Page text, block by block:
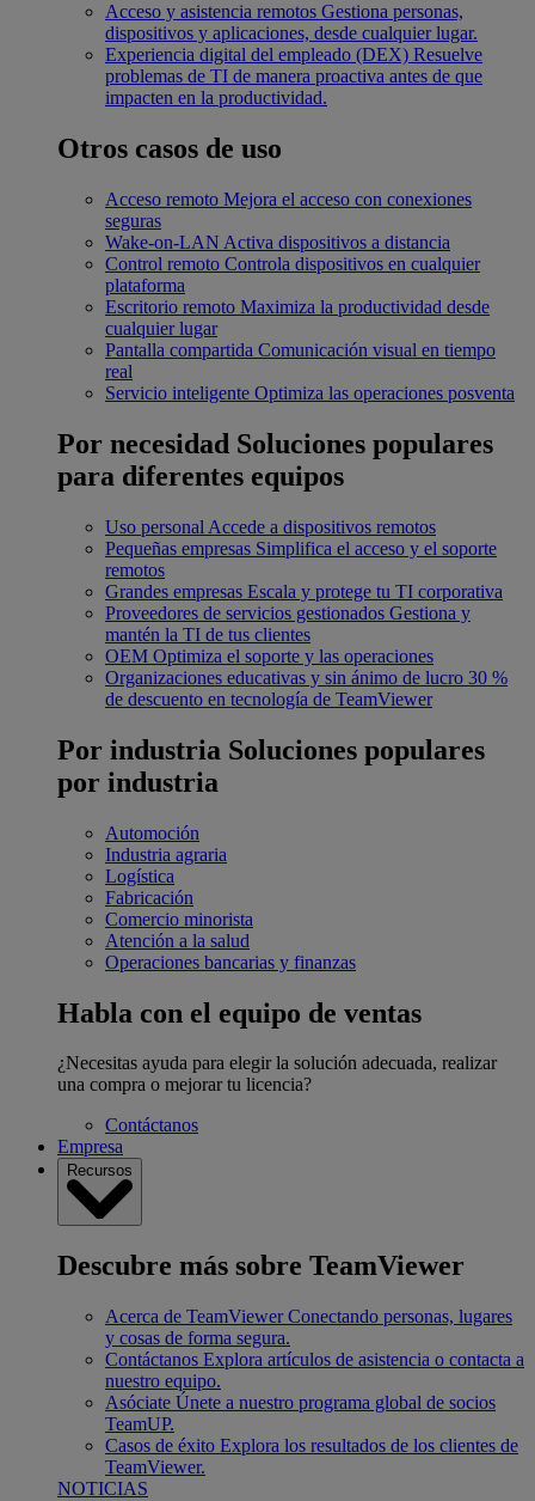
Acceso y asistencia remotos Gestiona personas,
dispositivos y aplicaciones, desde cualquier lugar.
Experiencia digital del empleado (DEX) Resuelve
problemas de TI de manera proactiva antes de que
impacten en la productividad.
Otros casos de uso
Acceso remoto Mejora el acceso con conexiones
seguras
Wake-on-LAN Activa dispositivos a distancia
Control remoto Controla dispositivos en cualquier
plataforma
Escritorio remoto Maximiza la productividad desde
cualquier lugar
Pantalla compartida Comunicación visual en tiempo
real
Servicio inteligente Optimiza las operaciones posventa
Por necesidad Soluciones populares
para diferentes equipos
Uso personal Accede a dispositivos remotos
Pequeñas empresas Simplifica el acceso y el soporte
remotos
Grandes empresas Escala y protege tu TI corporativa
Proveedores de servicios gestionados Gestiona y
mantén la TI de tus clientes
OEM Optimiza el soporte y las operaciones
Organizaciones educativas y sin ánimo de lucro 30 %
de descuento en tecnología de TeamViewer
Por industria Soluciones populares
por industria
Automoción
Industria agraria
Logística
Fabricación
Comercio minorista
Atención a la salud
Operaciones bancarias y finanzas
Habla con el equipo de ventas
¿Necesitas ayuda para elegir la solución adecuada, realizar
una compra o mejorar tu licencia?
Contáctanos
Empresa
Recursos
Descubre más sobre TeamViewer
Acerca de TeamViewer Conectando personas, lugares
y cosas de forma segura.
Contáctanos Explora artículos de asistencia o contacta a
nuestro equipo.
Asóciate Únete a nuestro programa global de socios
TeamUP.
Casos de éxito Explora los resultados de los clientes de
TeamViewer.
NOTICIAS